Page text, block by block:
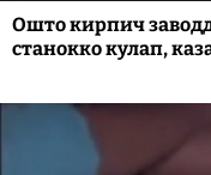
Ошто кирпич
станокко кулап,